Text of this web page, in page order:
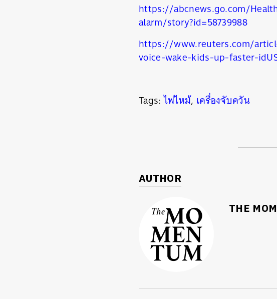
https://abcnews.go.com/
alarm/story?id=58739988
https://www.reuters.com/
voice-wake-kids-up-faster-
Tags:ไฟไหม้, เครื่องจับควัน
AUTHOR
THE